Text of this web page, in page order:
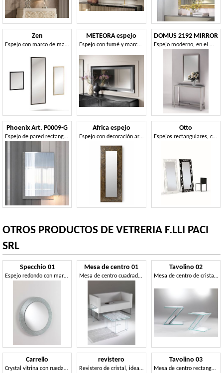
Zen
Espejo con marco de madera sin costuras
METEORA espejo
Espejo con fumè y marco de acabado plateado
DOMUS 2192 MIRROR
Espejo moderno, en el marco de latón níquel pulido
Phoenix Art. P0009-G
Espejo de pared rectangular
Africa espejo
Espejo con decoración artística hecha a mano.
Otto
Espejos rectangulares, con un diseño moderno, ideal para tiendas y casa
OTROS PRODUCTOS DE VETRERIA F.LLI PACI
SRL
Specchio 01
Espejo redondo con marco de cristal, para mobiliario moderno
Carrello
Crystal vitrina con ruedas, para tiendas
Mesa de centro 01
Mesa de centro cuadrado, hecho de vidrio, para la sala de estar
revistero
Revistero de cristal, ideal para salas de espera
Tavolino 02
Mesa de centro de cristal, Zed forma, con revistero
Tavolino 03
Mesa de centro rectangular, hecha de cristal de color